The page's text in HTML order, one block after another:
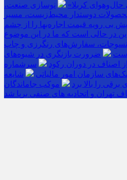
حال‌وهوای کربلا»
نوسازی صنعت،
دوستدار محیط‌زیست، مسیر
بی رویه قیمت اجاره‌بها را از چشم
در حالی است که ما در این موضوع
سفارش‌های رنگرزی و چاپ
ضرورت بازنگری در شیوه‌های
اصناف در دوران رکود
سرشماره «MALIAT»
سازمان امور مالیاتی
شایعه
را بالا برد
موکب جاماندگان
تهران و اتحادیه های صنفی برپا شد